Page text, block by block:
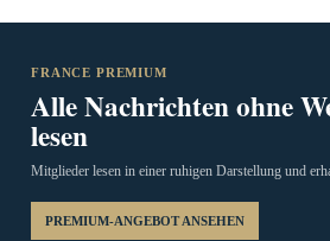
FRANCE PREMIUM
Alle Nachrichten ohne
lesen
Mitglieder lesen in einer ruhigen Darstellung und
PREMIUM-ANGEBOT ANSEHEN